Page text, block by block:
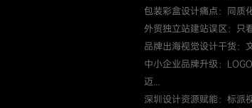
包装彩盒设计痛点：同质
外贸独立站建站误区：只
品牌出海视觉设计干货：
中小企业品牌升级：
迈...
深圳设计资源赋能：标派